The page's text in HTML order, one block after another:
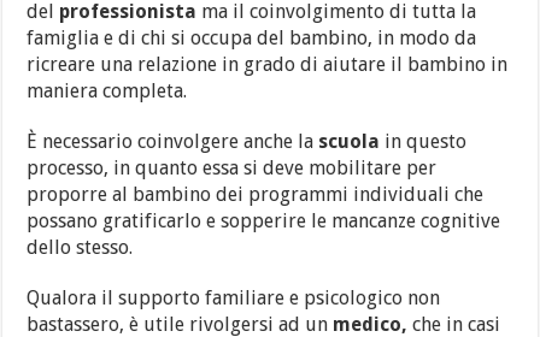
del professionista ma il coinvolgimento di tutta la
famiglia e di chi si occupa del bambino, in modo da
ricreare una relazione in grado di aiutare il bambino in
maniera completa.
È necessario coinvolgere anche la scuola in questo
processo, in quanto essa si deve mobilitare per
proporre al bambino dei programmi individuali che
possano gratificarlo e sopperire le mancanze cognitive
dello stesso.
Qualora il supporto familiare e psicologico non
bastassero, è utile rivolgersi ad un medico, che in casi